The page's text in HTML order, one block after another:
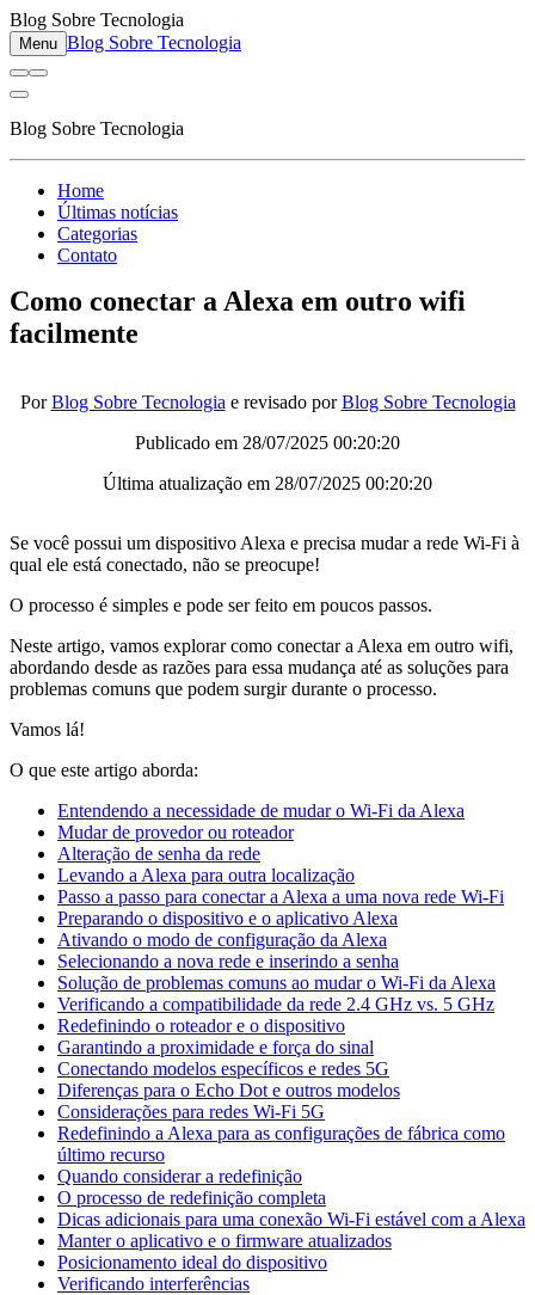
Blog Sobre Tecnologia
Menu Blog Sobre Tecnologia
Blog Sobre Tecnologia
Home
Últimas notícias
Categorias
Contato
Como conectar a Alexa em outro wifi
facilmente
PorBlog Sobre Tecnologia e revisado porBlog Sobre Tecnologia
Publicado em 28/07/2025 00:20:20
Última atualização em 28/07/2025 00:20:20
Se você possui um dispositivo Alexa e precisa mudar a rede Wi-Fi à
qual ele está conectado, não se preocupe!
O processo é simples e pode ser feito em poucos passos.
Neste artigo, vamos explorar como conectar a Alexa em outro wifi,
abordando desde as razões para essa mudança até as soluções para
problemas comuns que podem surgir durante o processo.
Vamos lá!
O que este artigo aborda:
Entendendo a necessidade de mudar o Wi-Fi da Alexa
Mudar de provedor ou roteador
Alteração de senha da rede
Levando a Alexa para outra localização
Passo a passo para conectar a Alexa a uma nova rede Wi-Fi
Preparando o dispositivo e o aplicativo Alexa
Ativando o modo de configuração da Alexa
Selecionando a nova rede e inserindo a senha
Solução de problemas comuns ao mudar o Wi-Fi da Alexa
Verificando a compatibilidade da rede 2.4 GHz vs. 5 GHz
Redefinindo o roteador e o dispositivo
Garantindo a proximidade e força do sinal
Conectando modelos específicos e redes 5G
Diferenças para o Echo Dot e outros modelos
Considerações para redes Wi-Fi 5G
Redefinindo a Alexa para as configurações de fábrica como
último recurso
Quando considerar a redefinição
O processo de redefinição completa
Dicas adicionais para uma conexão Wi-Fi estável com a Alexa
Manter o aplicativo e o firmware atualizados
Posicionamento ideal do dispositivo
Verificando interferências